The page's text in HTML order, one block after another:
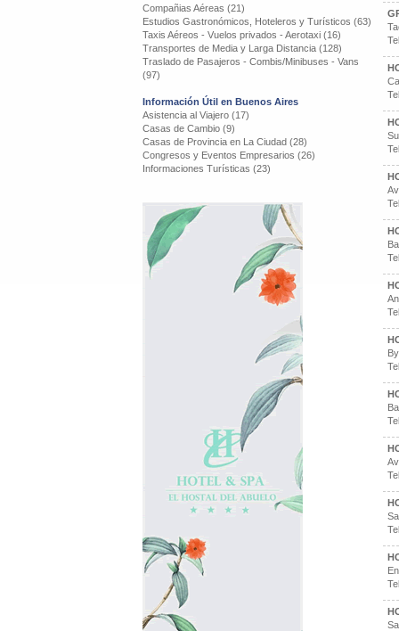
Compañias Aéreas (21)
Estudios Gastronómicos, Hoteleros y Turísticos (63)
Taxis Aéreos - Vuelos privados - Aerotaxi (16)
Transportes de Media y Larga Distancia (128)
Traslado de Pasajeros - Combis/Minibuses - Vans
(97)
Información Útil en Buenos Aires
Asistencia al Viajero (17)
Casas de Cambio (9)
Casas de Provincia en La Ciudad (28)
Congresos y Eventos Empresarios (26)
Informaciones Turísticas (23)